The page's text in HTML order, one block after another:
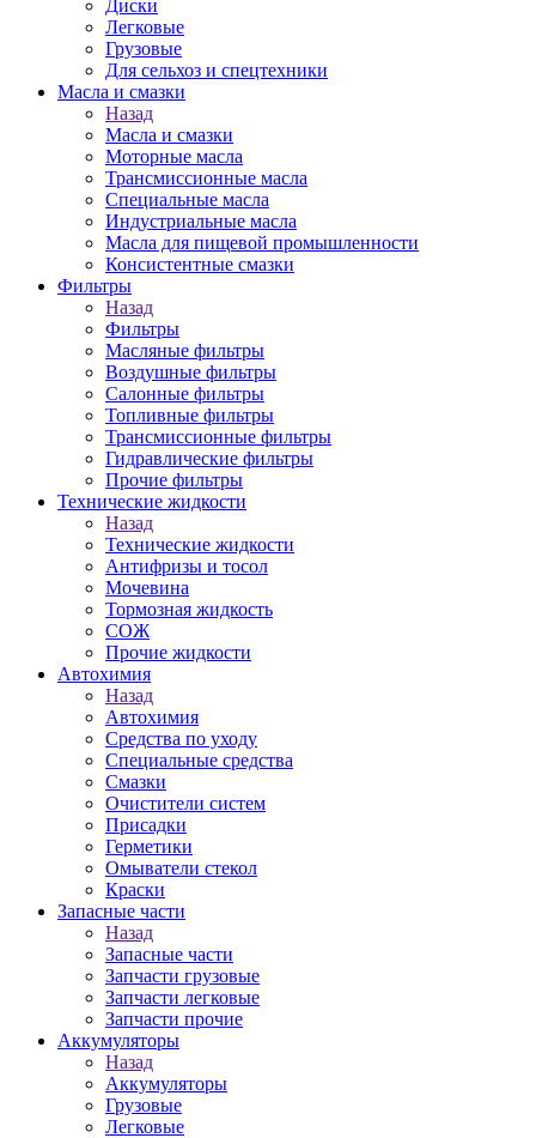
Диски
Легковые
Грузовые
Для сельхоз и спецтехники
Масла и смазки
Назад
Масла и смазки
Моторные масла
Трансмиссионные масла
Специальные масла
Индустриальные масла
Масла для пищевой промышленности
Консистентные смазки
Фильтры
Назад
Фильтры
Масляные фильтры
Воздушные фильтры
Салонные фильтры
Топливные фильтры
Трансмиссионные фильтры
Гидравлические фильтры
Прочие фильтры
Технические жидкости
Назад
Технические жидкости
Антифризы и тосол
Мочевина
Тормозная жидкость
СОЖ
Прочие жидкости
Автохимия
Назад
Автохимия
Средства по уходу
Специальные средства
Смазки
Очистители систем
Присадки
Герметики
Омыватели стекол
Краски
Запасные части
Назад
Запасные части
Запчасти грузовые
Запчасти легковые
Запчасти прочие
Аккумуляторы
Назад
Аккумуляторы
Грузовые
Легковые